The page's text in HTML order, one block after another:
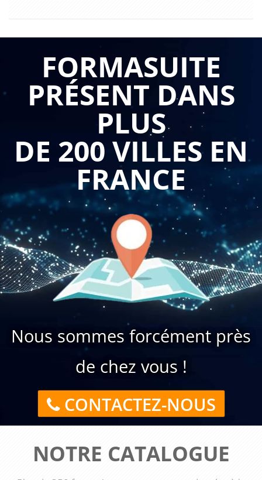
FORMASUITE
PRÉSENT DANS
PLUS
DE 200 VILLES EN
FRANCE
Nous sommes forcément près
de chez vous !
CONTACTEZ-NOUS
NOTRE CATALOGUE